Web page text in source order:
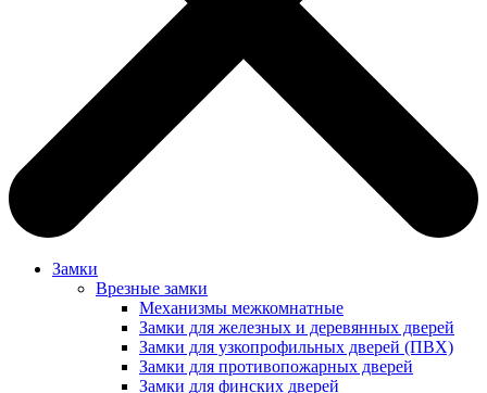
Замки
Врезные замки
Механизмы межкомнатные
Замки для железных и деревянных дверей
Замки для узкопрофильных дверей (ПВХ)
Замки для противопожарных дверей
Замки для финских дверей